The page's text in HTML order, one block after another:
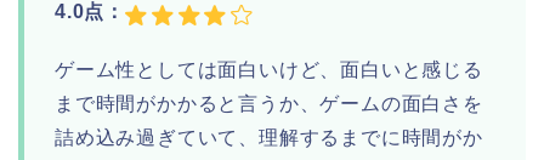
4.0点：
ゲーム性としては面白いけど、面白いと感じる
まで時間がかかると言うか、ゲームの面白さを
詰め込み過ぎていて、理解するまでに時間がか